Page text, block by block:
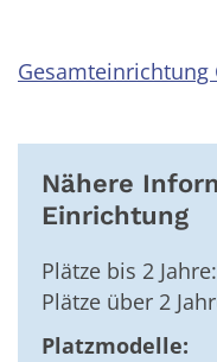
Nähere
Einrichtung
Plätze bis 2
Plätze über 2
Platzmodelle: